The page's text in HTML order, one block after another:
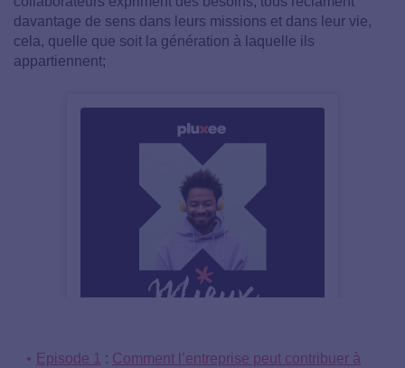
davantage de sens dans leurs missions et dans leur vie,
cela, quelle que soit la génération à laquelle ils
appartiennent;
Episode 1 : Comment l’entreprise peut contribuer à